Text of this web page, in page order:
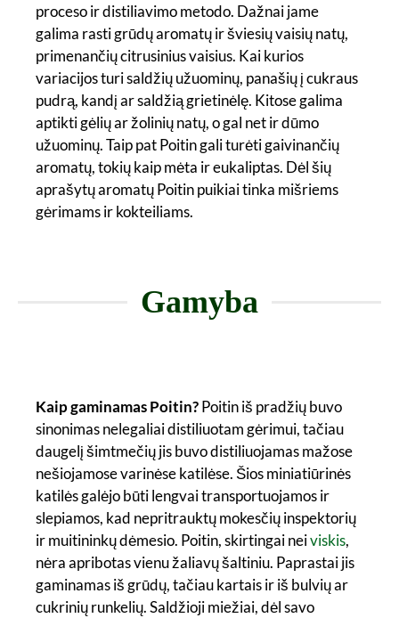
proceso ir distiliavimo metodo. Dažnai jame
galima rasti grūdų aromatų ir šviesių vaisių natų,
primenančių citrusinius vaisius. Kai kurios
variacijos turi saldžių užuominų, panašių į cukraus
pudrą, kandį ar saldžią grietinėlę. Kitose galima
aptikti gėlių ar žolinių natų, o gal net ir dūmo
užuominų. Taip pat Poitin gali turėti gaivinančių
aromatų, tokių kaip mėta ir eukaliptas. Dėl šių
aprašytų aromatų Poitin puikiai tinka mišriems
gėrimams ir kokteiliams.
Gamyba
Kaip gaminamas Poitin?Poitin iš pradžių buvo
sinonimas nelegaliai distiliuotam gėrimui, tačiau
daugelį šimtmečių jis buvo distiliuojamas mažose
nešiojamose varinėse katilėse. Šios miniatiūrinės
katilės galėjo būti lengvai transportuojamos ir
slepiamos, kad nepritrauktų mokesčių inspektorių
ir muitininkų dėmesio. Poitin, skirtingai neiviskis,
nėra apribotas vienu žaliavų šaltiniu. Paprastai jis
gaminamas iš grūdų, tačiau kartais ir iš bulvių ar
cukrinių runkelių. Saldžioji miežiai, dėl savo